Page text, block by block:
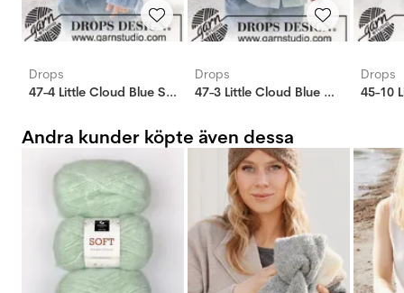
Drops
47-4 Little Cloud Blue Sweater
Drops
47-3 Little Cloud Blue Cardigan
Drops
45-10
Andra kunder köpte även dessa